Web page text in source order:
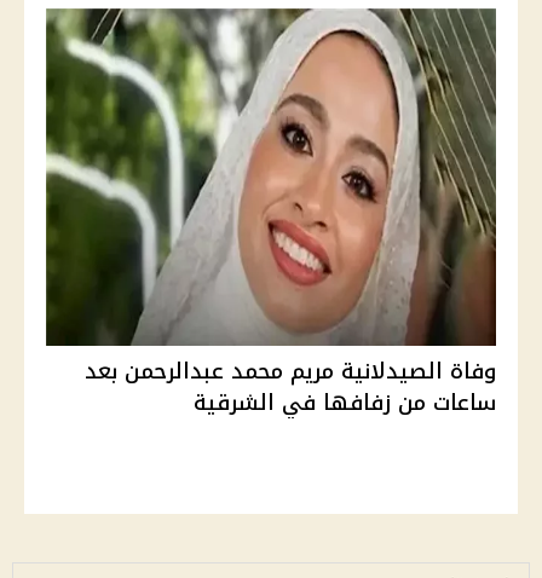
وفاة الصيدلانية مريم محمد عبدالرحمن بعد
ساعات من زفافها في الشرقية